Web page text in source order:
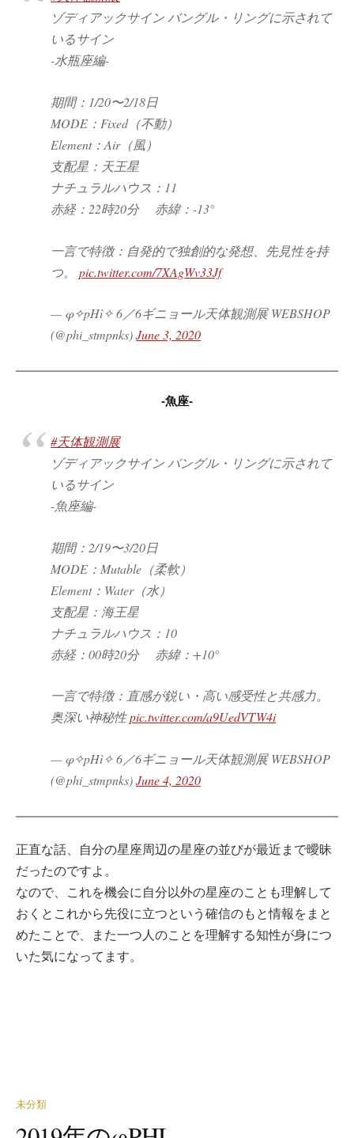
ゾディアックサイン バングル・リングに示されて
いるサイン
-水瓶座編-
期間：1/20〜2/18日
MODE：Fixed（不動）
Element：Air（風）
支配星：天王星
ナチュラルハウス：11
赤経：22時20分 赤緯：-13°
一言で特徴：自発的で独創的な発想、先見性を持
つ。 pic.twitter.com/7XAgWv33Jf
— φ✧pHì✧ 6／6ギニョール天体観測展 WEBSHOP
(@phi_stmpnks)June 3, 2020
-魚座-
#天体観測展
ゾディアックサイン バングル・リングに示されて
いるサイン
-魚座編-
期間：2/19〜3/20日
MODE：Mutable（柔軟）
Element：Water（水）
支配星：海王星
ナチュラルハウス：10
赤経：00時20分 赤緯：+10°
一言で特徴：直感が鋭い・高い感受性と共感力。
奥深い神秘性pic.twitter.com/a9UedVTW4i
— φ✧pHì✧ 6／6ギニョール天体観測展 WEBSHOP
(@phi_stmpnks)June 4, 2020
正直な話、自分の星座周辺の星座の並びが最近まで曖昧
だったのですよ。
なので、これを機会に自分以外の星座のことも理解して
おくとこれから先役に立つという確信のもと情報をまと
めたことで、また一つ人のことを理解する知性が身につ
いた気になってます。
未分類